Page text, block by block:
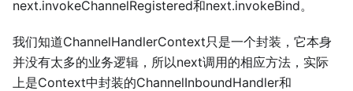
next.invokeChannelRegistered和next.invokeBind。
我们知道ChannelHandlerContext只是一个封装，它本身
并没有太多的业务逻辑，所以next调用的相应方法，实际
上是Context中封装的ChannelInboundHandler和